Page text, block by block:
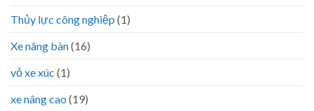
Thủy lực công nghiệp (1)
Xe nâng bàn(16)
vỏ xe xúc (1)
xe nâng cao (19)